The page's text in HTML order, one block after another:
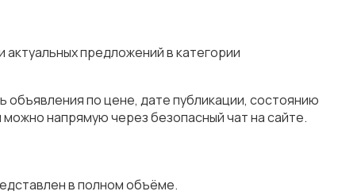
актуальных предложений в категории
по цене, дате публикации, состоянию
напрямую через безопасный чат на сайте.
в полном объёме.